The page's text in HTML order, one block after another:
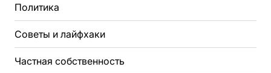
Политика
Советы и лайфхаки
Частная собственность